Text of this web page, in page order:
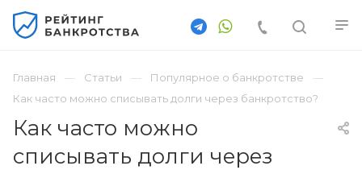
Главная Статьи
Популярное о банкротстве
Как часто можно списывать долги через банкротство?
Как часто можно
списывать долги через